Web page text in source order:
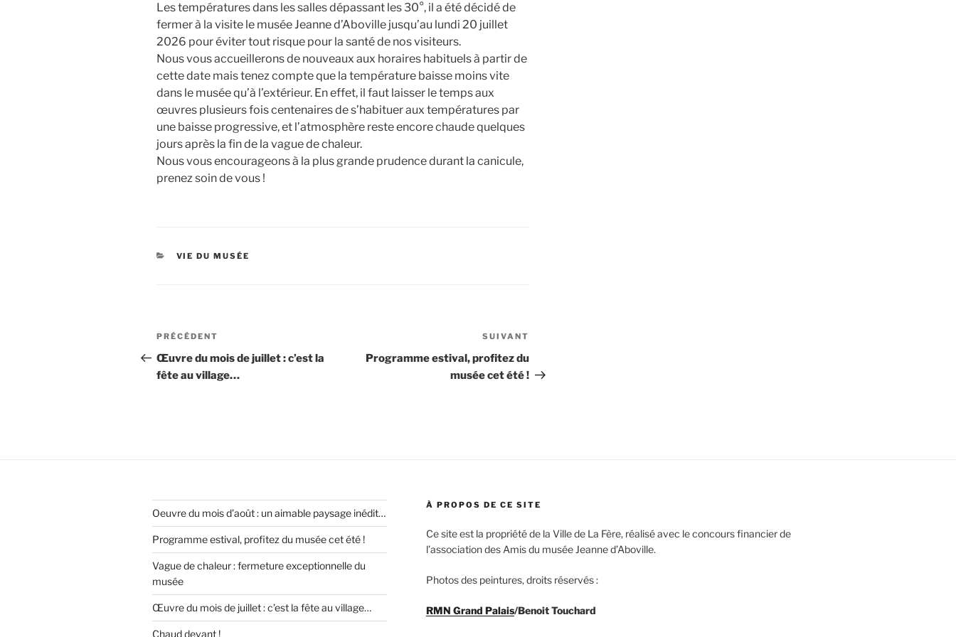
Les températures dans les salles dépassant les 30°, il a été décidé de
fermer à la visite le musée Jeanne d’Aboville jusqu’au lundi 20 juillet
2026 pour éviter tout risque pour la santé de nos visiteurs.
Nous vous accueillerons de nouveaux aux horaires habituels à partir de
cette date mais tenez compte que la température baisse moins vite
dans le musée qu’à l’extérieur. En effet, il faut laisser le temps aux
œuvres plusieurs fois centenaires de s’habituer aux températures par
une baisse progressive, et l’atmosphère reste encore chaude quelques
jours après la fin de la vague de chaleur.
Nous vous encourageons à la plus grande prudence durant la canicule,
prenez soin de vous !
CATÉGORIES
VIE DU MUSÉE
Navigation
de
l’article
Article
précédent
PRÉCÉDENT
Œuvre du mois de juillet : c’est la
fête au village…
suivant
SUIVANT
Programme estival, profitez du
musée cet été !
Oeuvre du mois d’août : un aimable paysage inédit…
Programme estival, profitez du musée cet été !
Vague de chaleur : fermeture exceptionnelle du
musée
Œuvre du mois de juillet : c’est la fête au village…
Chaud devant !
À PROPOS DE CE SITE
Ce site est la propriété de la Ville de La Fère, réalisé avec le concours financier de
l’association des Amis du musée Jeanne d’Aboville.
Photos des peintures, droits réservés :
RMN Grand Palais/Benoit Touchard